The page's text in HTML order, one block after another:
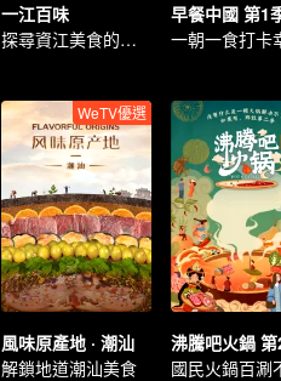
一江百味
探尋資江美食的萬千風味
早餐中國 第1
一朝一食打卡
WeTV優選
風味原產地 · 潮汕
解鎖地道潮汕美食
沸騰吧火鍋
國民火鍋百涮